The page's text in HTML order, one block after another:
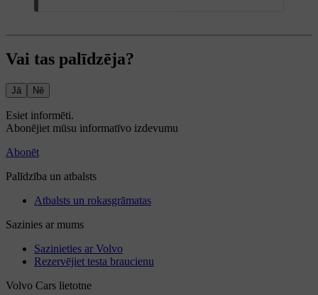
Vai tas palīdzēja?
Jā Nē